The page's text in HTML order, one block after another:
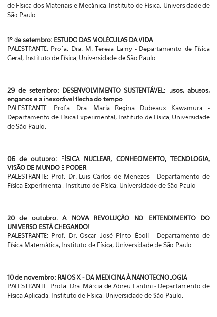
de Física dos Materiais e Mecânica, Instituto de Física, Universidade de
São Paulo
1º de setembro: ESTUDO DAS MOLÉCULAS DA VIDA
PALESTRANTE: Profa. Dra. M. Teresa Lamy - Departamento de Física
Geral, Instituto de Física, Universidade de São Paulo
29 de setembro: DESENVOLVIMENTO SUSTENTÁVEL: usos, abusos,
enganos e a inexorável flecha do tempo
PALESTRANTE: Profa. Dra. Maria Regina Dubeaux Kawamura -
Departamento de Física Experimental, Instituto de Física, Universidade
de São Paulo.
06 de outubro: FÍSICA NUCLEAR, CONHECIMENTO, TECNOLOGIA,
VISÃO DE MUNDO E PODER
PALESTRANTE: Prof. Dr. Luis Carlos de Menezes - Departamento de
Física Experimental, Instituto de Física, Universidade de São Paulo
20 de outubro: A NOVA REVOLUÇÃO NO ENTENDIMENTO DO
UNIVERSO ESTÁ CHEGANDO!
PALESTRANTE: Prof. Dr. Oscar José Pinto Éboli - Departamento de
Física Matemática, Instituto de Física, Universidade de São Paulo
10 de novembro: RAIOS X - DA MEDICINA À NANOTECNOLOGIA
PALESTRANTE: Profa. Dra. Márcia de Abreu Fantini - Departamento de
Física Aplicada, Instituto de Física, Universidade de São Paulo.